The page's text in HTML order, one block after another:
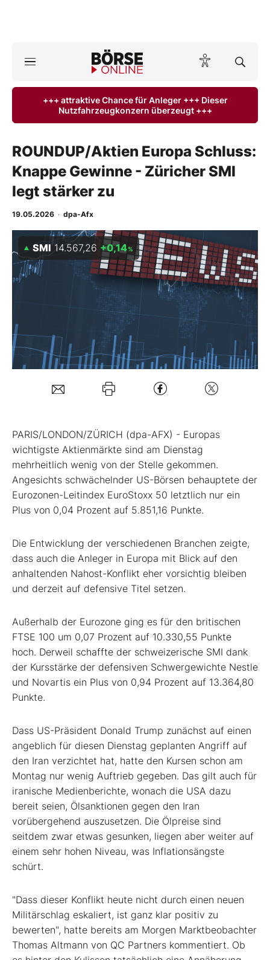
ktuelle Ausgabe BÖRSE ONLINE lesen
Anlageprodukte
Finanz-Check
Abo & Shop
BO-Musterdepots
Experten
Mein Konto
+++ attraktive Chance für Anleger +++ Dieser
Nutzfahrzeugkonzern überzeugt +++
ROUNDUP/Aktien Europa Schluss:
Knappe Gewinne - Züricher SMI
legt stärker zu
19.05.2026 · dpa-Afx
SMI 14.567,26 +0,14%
PARIS/LONDON/ZÜRICH (dpa-AFX) - Europas
wichtigste Aktienmärkte sind am Dienstag
mehrheitlich wenig von der Stelle gekommen.
Angesichts schwächelnder US-Börsen behauptete der
Eurozonen-Leitindex EuroStoxx 50 letztlich nur ein
Plus von 0,04 Prozent auf 5.851,16 Punkte.
Die Entwicklung der verschiedenen Branchen zeigte,
dass auch die Anleger in Europa mit Blick auf den
anhaltenden Nahost-Konflikt eher vorsichtig bleiben
und derzeit auf defensive Titel setzen.
Außerhalb der Eurozone ging es für den britischen
FTSE 100 um 0,07 Prozent auf 10.330,55 Punkte
hoch. Derweil schaffte der schweizerische SMI dank
der Kursstärke der defensiven Schwergewichte Nestle
und Novartis ein Plus von 0,94 Prozent auf 13.364,80
Punkte.
Dass US-Präsident Donald Trump zunächst auf einen
angeblich für diesen Dienstag geplanten Angriff auf
den Iran verzichtet hat, hatte den Kursen schon am
Montag nur wenig Auftrieb gegeben. Das gilt auch für
iranische Medienberichte, wonach die USA dazu
bereit seien, Ölsanktionen gegen den Iran
vorübergehend auszusetzen. Die Ölpreise sind
seitdem zwar etwas gesunken, liegen aber weiter auf
einem sehr hohen Niveau, was Inflationsängste
schürt.
"Dass dieser Konflikt heute nicht durch einen neuen
Militärschlag eskaliert, ist ganz klar positiv zu
bewerten", hatte bereits am Morgen Marktbeobachter
Thomas Altmann von QC Partners kommentiert. Ob